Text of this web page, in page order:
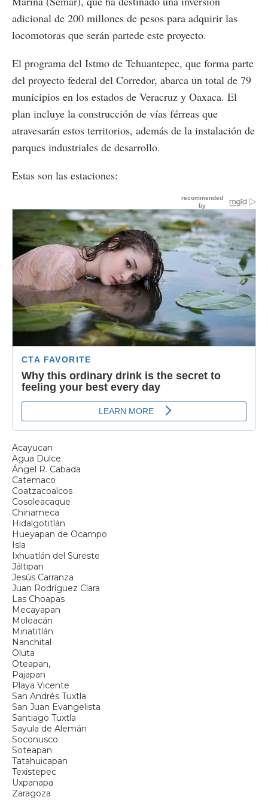
adicional de 200 millones de pesos para adquirir las
locomotoras que serán partede este proyecto.
El programa del Istmo de Tehuantepec, que forma parte
del proyecto federal del Corredor, abarca un total de 79
municipios en los estados de Veracruz y Oaxaca. El
plan incluye la construcción de vías férreas que
atravesarán estos territorios, además de la instalación de
parques industriales de desarrollo.
Estas son las estaciones:
Acayucan
Agua Dulce
Ángel R. Cabada
Catemaco
Coatzacoalcos
Cosoleacaque
Chinameca
Hidalgotitlán
Hueyapan de Ocampo
Isla
Ixhuatlán del Sureste
Jáltipan
Jesús Carranza
Juan Rodríguez Clara
Las Choapas
Mecayapan
Moloacán
Minatitlán
Nanchital
Oluta
Oteapan,
Pajapan
Playa Vicente
San Andrés Tuxtla
San Juan Evangelista
Santiago Tuxtla
Sayula de Alemán
Soconusco
Soteapan
Tatahuicapan
Texistepec
Uxpanapa
Zaragoza